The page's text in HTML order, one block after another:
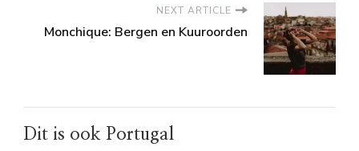
NEXT ARTICLE
Monchique: Bergen en Kuuroorden
Dit is ook Portugal